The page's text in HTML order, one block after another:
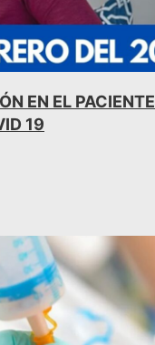
EN EL PACIENTE
19